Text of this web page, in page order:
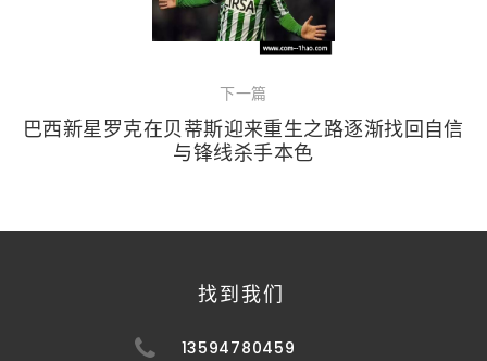
下一篇
巴西新星罗克在贝蒂斯迎来重生之路逐渐找回自信
与锋线杀手本色
找到我们
13594780459